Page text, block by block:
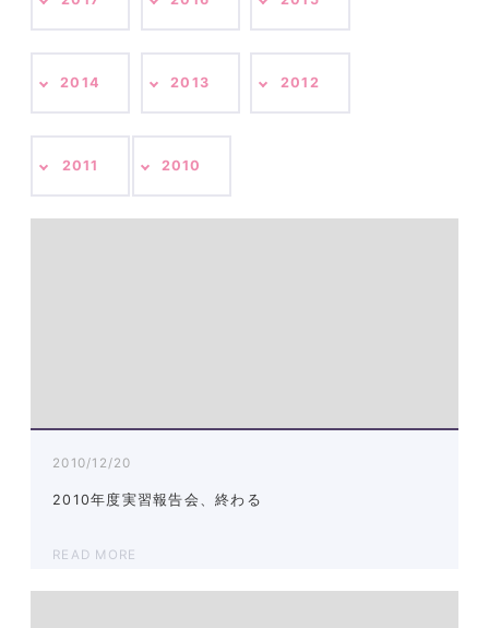
2014 2013 2012
2011 2010
2010/12/20
2010年度実習報告会、終わる
READ MORE